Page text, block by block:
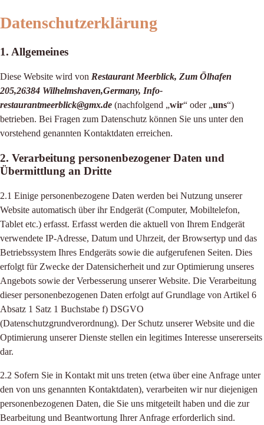
Datenschutzerklärung
1. Allgemeines
Diese Website wird von Restaurant Meerblick, Zum Ölhafen
205,26384 Wilhelmshaven,Germany, Info-
restaurantmeerblick@gmx.de (nachfolgend „wir“ oder „uns“)
betrieben. Bei Fragen zum Datenschutz können Sie uns unter den
vorstehend genannten Kontaktdaten erreichen.
2. Verarbeitung personenbezogener Daten und
Übermittlung an Dritte
2.1 Einige personenbezogene Daten werden bei Nutzung unserer
Website automatisch über ihr Endgerät (Computer, Mobiltelefon,
Tablet etc.) erfasst. Erfasst werden die aktuell von Ihrem Endgerät
verwendete IP-Adresse, Datum und Uhrzeit, der Browsertyp und das
Betriebssystem Ihres Endgeräts sowie die aufgerufenen Seiten. Dies
erfolgt für Zwecke der Datensicherheit und zur Optimierung unseres
Angebots sowie der Verbesserung unserer Website. Die Verarbeitung
dieser personenbezogenen Daten erfolgt auf Grundlage von Artikel 6
Absatz 1 Satz 1 Buchstabe f) DSGVO
(Datenschutzgrundverordnung). Der Schutz unserer Website und die
Optimierung unserer Dienste stellen ein legitimes Interesse unsererseits
dar.
2.2 Sofern Sie in Kontakt mit uns treten (etwa über eine Anfrage unter
den von uns genannten Kontaktdaten), verarbeiten wir nur diejenigen
personenbezogenen Daten, die Sie uns mitgeteilt haben und die zur
Bearbeitung und Beantwortung Ihrer Anfrage erforderlich sind.